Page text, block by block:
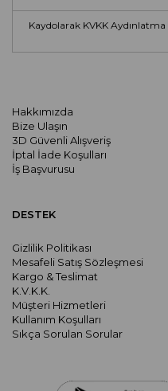
Hakkımızda
Bize Ulaşın
3D Güvenli Alışveriş
İptal İade Koşulları
İş Başvurusu
Kaydolarak KVKK
DESTEK
Gizlilik Politikası
Mesafeli Satış Sözleşmesi
Kargo & Teslimat
K.V.K.K.
Müşteri Hizmetleri
Kullanım Koşulları
Sıkça Sorulan Sorular